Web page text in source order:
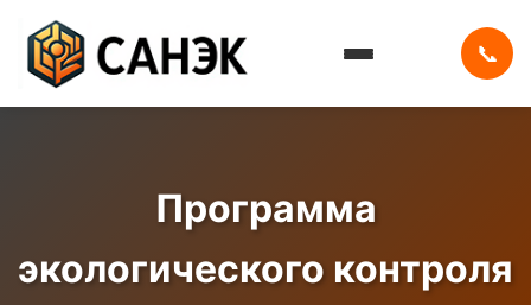
📞
Программа
экологического контроля